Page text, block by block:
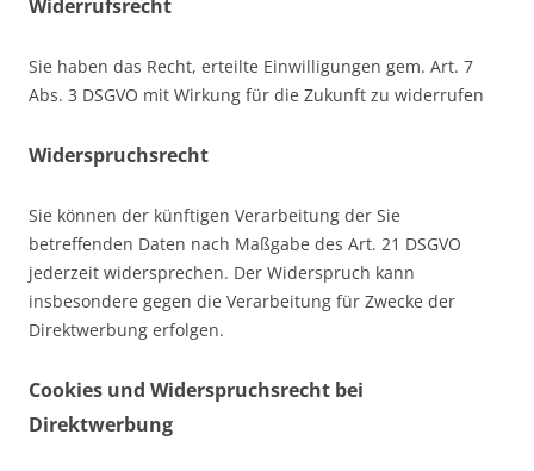
Widerrufsrecht
Sie haben das Recht, erteilte Einwilligungen gem. Art. 7
Abs. 3 DSGVO mit Wirkung für die Zukunft zu widerrufen
Widerspruchsrecht
Sie können der künftigen Verarbeitung der Sie
betreffenden Daten nach Maßgabe des Art. 21 DSGVO
jederzeit widersprechen. Der Widerspruch kann
insbesondere gegen die Verarbeitung für Zwecke der
Direktwerbung erfolgen.
Cookies und Widerspruchsrecht bei
Direktwerbung